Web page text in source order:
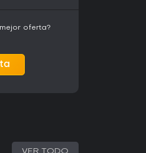
favorece
oferta?